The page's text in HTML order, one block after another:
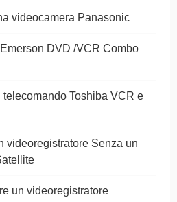
videocamera Panasonic
DVD /VCR Combo
Toshiba VCR e
videoregistratore Senza un
un videoregistratore